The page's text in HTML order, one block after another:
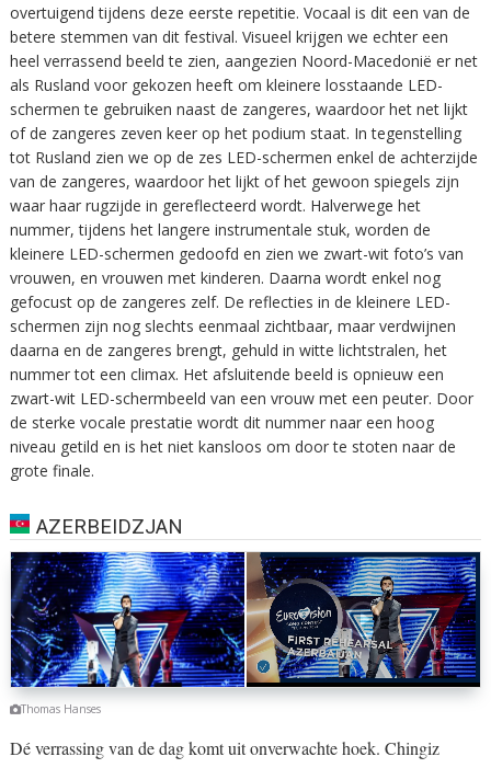
overtuigend tijdens deze eerste repetitie. Vocaal is dit een van de
betere stemmen van dit festival. Visueel krijgen we echter een
heel verrassend beeld te zien, aangezien Noord-Macedonië er net
als Rusland voor gekozen heeft om kleinere losstaande LED-
schermen te gebruiken naast de zangeres, waardoor het net lijkt
of de zangeres zeven keer op het podium staat. In tegenstelling
tot Rusland zien we op de zes LED-schermen enkel de achterzijde
van de zangeres, waardoor het lijkt of het gewoon spiegels zijn
waar haar rugzijde in gereflecteerd wordt. Halverwege het
nummer, tijdens het langere instrumentale stuk, worden de
kleinere LED-schermen gedoofd en zien we zwart-wit foto’s van
vrouwen, en vrouwen met kinderen. Daarna wordt enkel nog
gefocust op de zangeres zelf. De reflecties in de kleinere LED-
schermen zijn nog slechts eenmaal zichtbaar, maar verdwijnen
daarna en de zangeres brengt, gehuld in witte lichtstralen, het
nummer tot een climax. Het afsluitende beeld is opnieuw een
zwart-wit LED-schermbeeld van een vrouw met een peuter. Door
de sterke vocale prestatie wordt dit nummer naar een hoog
niveau getild en is het niet kansloos om door te stoten naar de
grote finale.
AZERBEIDZJAN
Thomas Hanses
Dé verrassing van de dag komt uit onverwachte hoek. Chingiz